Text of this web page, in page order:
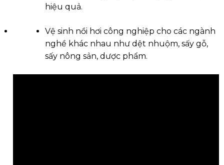
hiệu quả.
Vệ sinh nồi hơi công nghiệp cho các ngành
nghề khác nhau như dệt nhuộm, sấy gỗ,
sấy nông sản, dược phẩm.